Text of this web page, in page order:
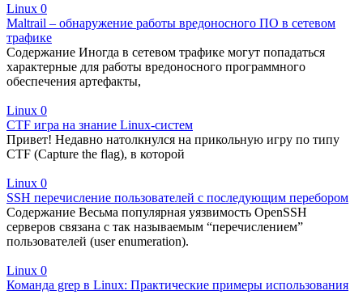
Linux 0
Maltrail – обнаружение работы вредоносного ПО в сетевом
трафике
Содержание Иногда в сетевом трафике могут попадаться
характерные для работы вредоносного программного
обеспечения артефакты,
Linux 0
CTF игра на знание Linux-систем
Привет! Недавно натолкнулся на прикольную игру по типу
CTF (Capture the flag), в которой
Linux 0
SSH перечисление пользователей с последующим перебором
Содержание Весьма популярная уязвимость OpenSSH
серверов связана с так называемым “перечислением”
пользователей (user enumeration).
Linux 0
Команда grep в Linux: Практические примеры использования